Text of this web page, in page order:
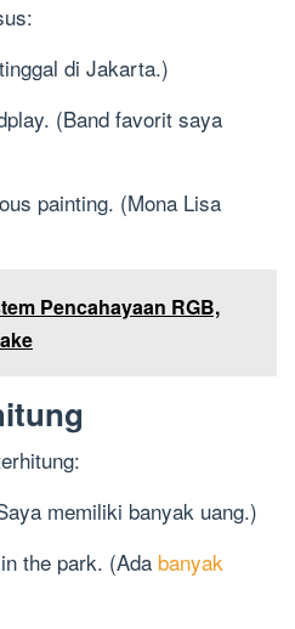
di Jakarta.)
(Band favorit saya
painting. (Mona Lisa
Pencahayaan RGB,
memiliki banyak uang.)
the park. (Ada banyak